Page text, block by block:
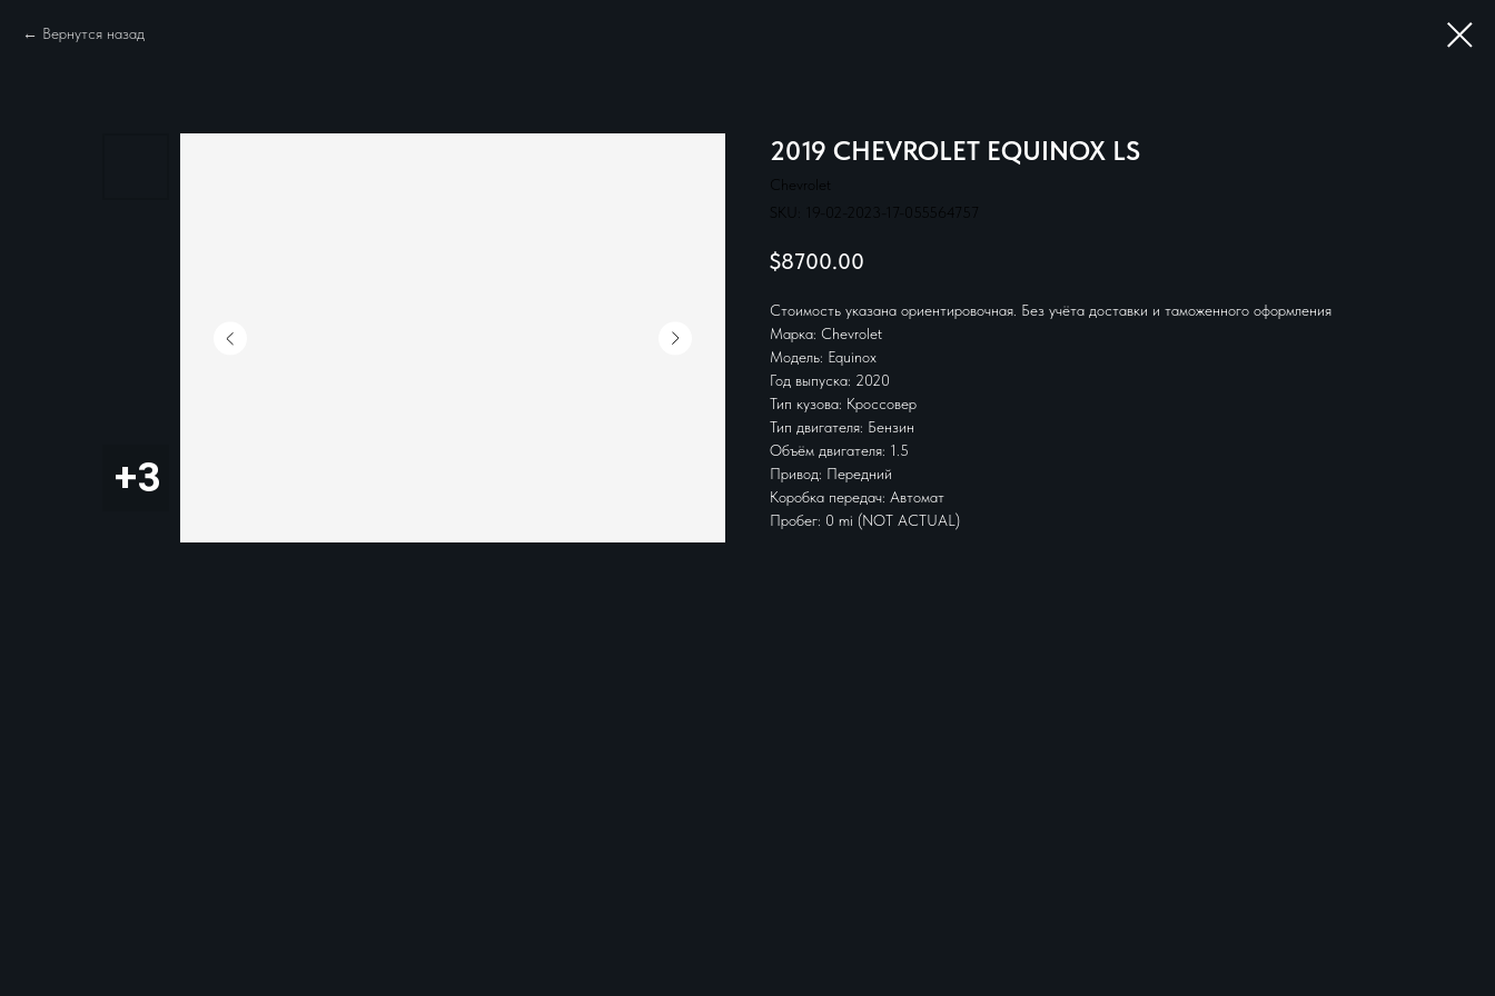
Вернутся назад
2019 CHEVROLET EQUINOX LS
Chevrolet
SKU:
19-02-2023-17-055564757
$8700.00
Стоимость указана ориентировочная. Без учёта доставки и таможенного оформления
Марка: Chevrolet
Модель: Equinox
Год выпуска: 2020
Тип кузова: Кроссовер
Тип двигателя: Бензин
Объём двигателя: 1.5
Привод: Передний
Коробка передач: Автомат
Пробег: 0 mi (NOT ACTUAL)